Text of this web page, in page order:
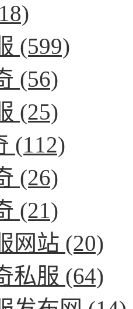
(599)
(56)
(25)
(112)
(26)
(21)
网站 (20)
私服 (64)